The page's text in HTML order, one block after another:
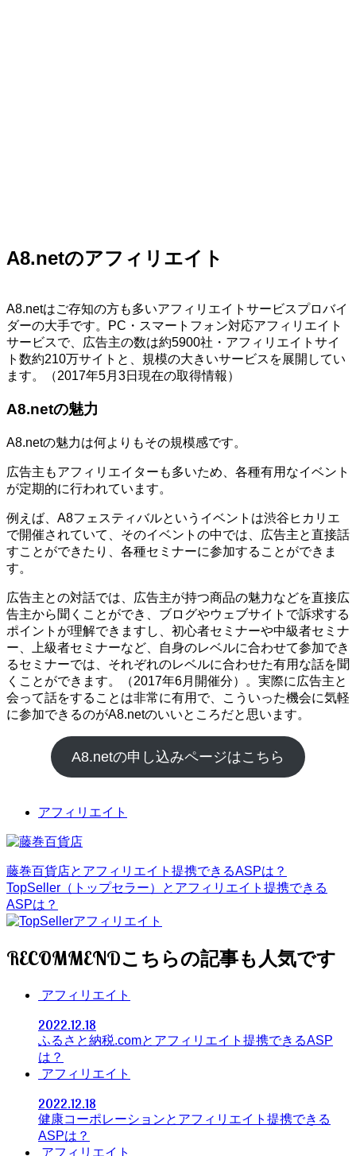
A8.netのアフィリエイト
A8.netはご存知の方も多いアフィリエイトサービスプロバイ
ダーの大手です。PC・スマートフォン対応アフィリエイト
サービスで、広告主の数は約5900社・アフィリエイトサイ
ト数約210万サイトと、規模の大きいサービスを展開してい
ます。（2017年5月3日現在の取得情報）
A8.netの魅力
A8.netの魅力は何よりもその規模感です。
広告主もアフィリエイターも多いため、各種有用なイベント
が定期的に行われています。
例えば、A8フェスティバルというイベントは渋谷ヒカリエ
で開催されていて、そのイベントの中では、広告主と直接話
すことができたり、各種セミナーに参加することができま
す。
広告主との対話では、広告主が持つ商品の魅力などを直接広
告主から聞くことができ、ブログやウェブサイトで訴求する
ポイントが理解できますし、初心者セミナーや中級者セミナ
ー、上級者セミナーなど、自身のレベルに合わせて参加でき
るセミナーでは、それぞれのレベルに合わせた有用な話を聞
くことができます。（2017年6月開催分）。実際に広告主と
会って話をすることは非常に有用で、こういった機会に気軽
に参加できるのがA8.netのいいところだと思います。
A8.netの申し込みページはこちら
アフィリエイト
藤巻百貨店とアフィリエイト提携できるASPは？
TopSeller（トップセラー）とアフィリエイト提携できる
ASPは？
RECOMMEND
アフィリエイト
2022.12.18
ふるさと納税.comとアフィリエイト提携できるASP
は？
アフィリエイト
2022.12.18
健康コーポレーションとアフィリエイト提携できる
ASPは？
アフィリエイト